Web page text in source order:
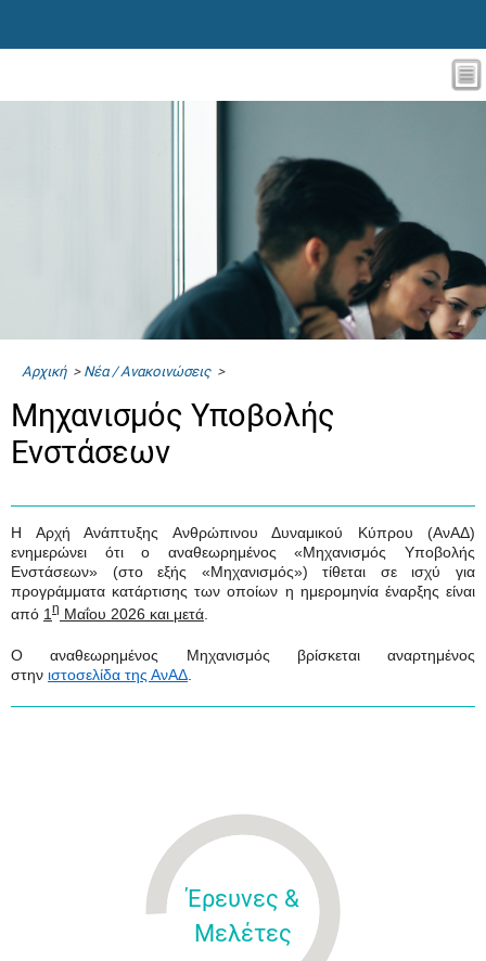
Αρχική> Νέα / Ανακοινώσεις>
Μηχανισμός Υποβολής
Ενστάσεων
Η Αρχή Ανάπτυξης Ανθρώπινου Δυναμικού Κύπρου (ΑνΑΔ)
ενημερώνει ότι ο αναθεωρημένος «Μηχανισμός Υποβολής
Ενστάσεων» (στο εξής «Μηχανισμός») τίθεται σε ισχύ για
προγράμματα κατάρτισης των οποίων η ημερομηνία έναρξης είναι
από 1 η Μαΐου 2026 και μετά
Ο αναθεωρημένος Μηχανισμός βρίσκεται αναρτημένος
στην ιστοσελίδα της ΑνΑΔ
Έρευνες &
Μελέτες